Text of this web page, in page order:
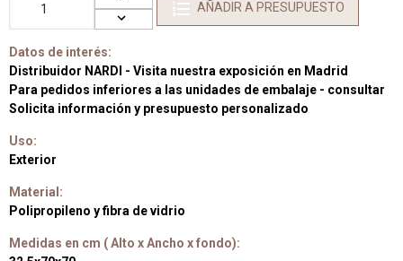
AÑADIR A PRESUPUESTO
Datos de interés:
Distribuidor NARDI - Visita nuestra exposición en Madrid
Para pedidos inferiores a las unidades de embalaje - consultar
Solicita información y presupuesto personalizado
Uso:
Exterior
Material:
Polipropileno y fibra de vidrio
Medidas en cm ( Alto x Ancho x fondo):